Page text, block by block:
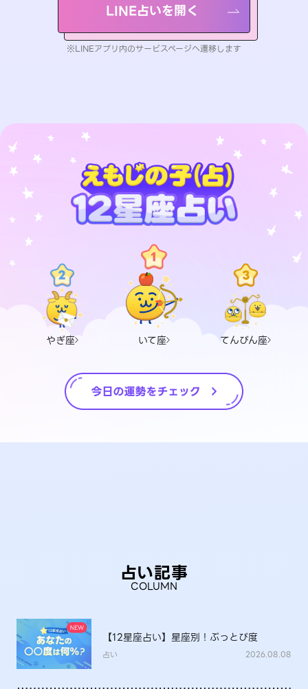
LINE占いを開く
※LINEアプリ内のサービスページへ遷移します
やぎ座 いて座 てんびん座
占い記事
COLUMN
【12星座占い】星座別！ぶっとび度
占い 2026.08.08